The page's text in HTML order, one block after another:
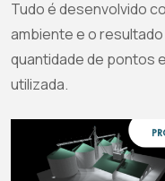
Tudo é desenvolvido
ambiente e o
quantidade de pontos
utilizada.